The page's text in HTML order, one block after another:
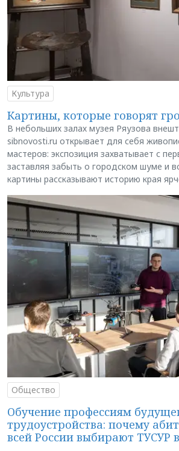
Культура
Картины, которые говорят
В небольших залах музея Ряузова
sibnovosti.ru открывает для себя
мастеров: экспозиция захватывает с
заставляя забыть о городском шуме и
картины рассказывают историю края
Общество
Обучение профессиям
трудоустройства: почему
всей России выбирают ТУСУР